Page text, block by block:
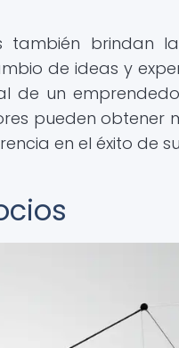
también brindan
de ideas y
de un
pueden obtener
en el éxito de